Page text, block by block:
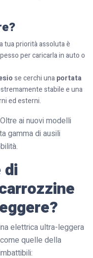
tua priorità assoluta è
per caricarla in auto o
se cerchi unaportata
stabile e una
ed esterni.
Oltre ai nuovi modelli
gamma di ausili
di
elettrica ultra-leggera
come quelle della